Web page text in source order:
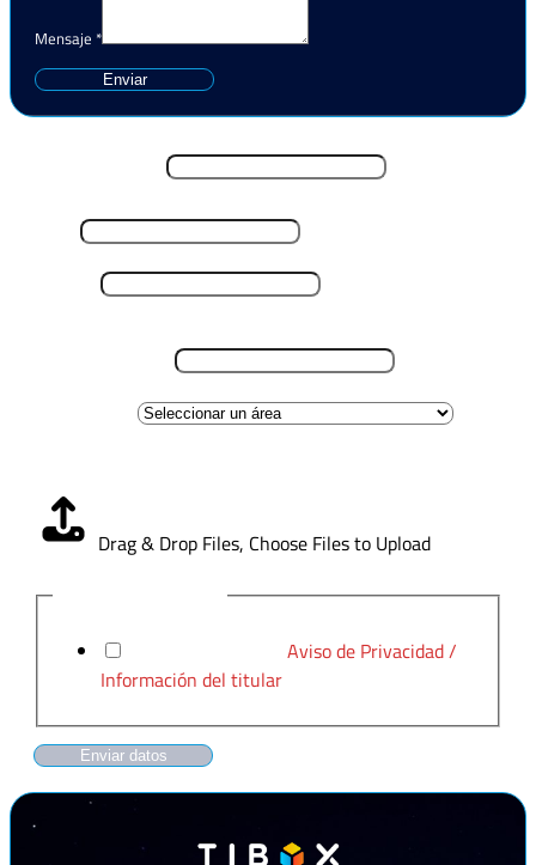
Mensaje *
Enviar
Drag & Drop Files, Choose Files to Upload
Aviso de Privacidad /
Información del titular
Enviar datos